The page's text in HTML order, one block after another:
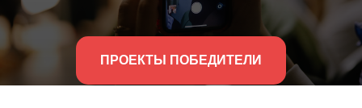
ПРОЕКТЫ ПОБЕДИТЕЛИ